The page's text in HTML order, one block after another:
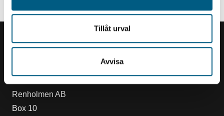
Tillåt urval
Avvisa
Renholmens logo
Contact
Renholmen AB
Box 10